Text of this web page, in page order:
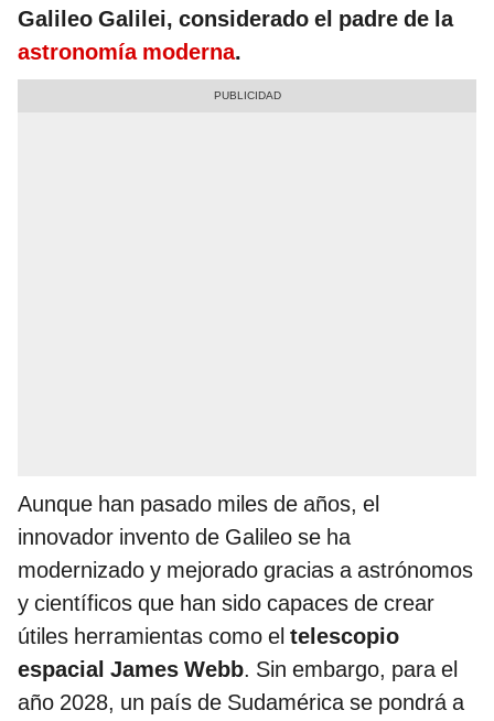
Galileo Galilei, considerado el padre de la
astronomía moderna.
Aunque han pasado miles de años, el
innovador invento de Galileo se ha
modernizado y mejorado gracias a astrónomos
y científicos que han sido capaces de crear
útiles herramientas como el telescopio
espacial James Webb. Sin embargo, para el
año 2028, un país de Sudamérica se pondrá a